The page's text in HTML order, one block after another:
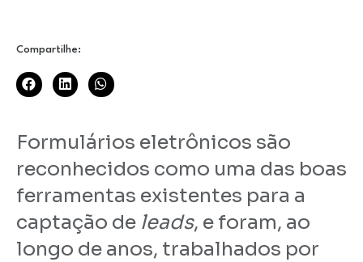
Compartilhe:
Formulários eletrônicos são
reconhecidos como uma das boas
ferramentas existentes para a
captação de leads, e foram, ao
longo de anos, trabalhados por